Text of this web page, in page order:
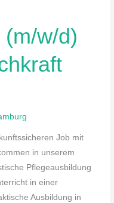
w/d)
Job mit
in unserem
Pflegeausbildung
in einer
Ausbildung in